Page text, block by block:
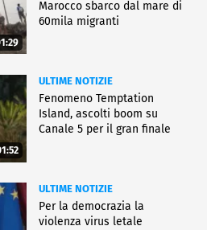
Marocco sbarco dal mare di
60mila migranti
ULTIME NOTIZIE
Fenomeno Temptation
Island, ascolti boom su
Canale 5 per il gran finale
ULTIME NOTIZIE
Per la democrazia la
violenza virus letale